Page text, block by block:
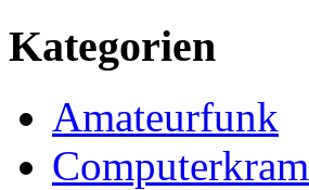
Kategorien
Amateurfunk
Computerkram